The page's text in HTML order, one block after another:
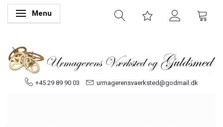
Skifte navigation
Menu
+45 29 89 90 03 urmagerensvaerksted@godmail.dk